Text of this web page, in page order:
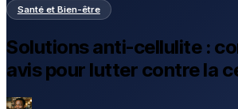
Santé et Bien-être
Solutions anti-cellulite :
avis pour lutter contre la